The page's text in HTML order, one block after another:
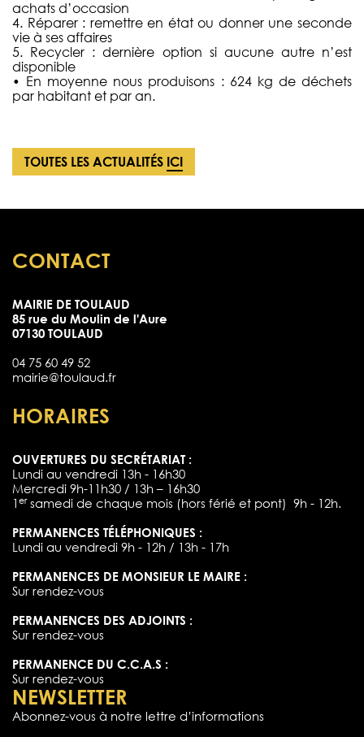
achats d’occasion
4. Réparer : remettre en état ou donner une seconde
vie à ses affaires
5. Recycler : dernière option si aucune autre n’est
disponible
• En moyenne nous produisons : 624 kg de déchets
par habitant et par an.
TOUTES LES ACTUALITÉS ICI
CONTACT
MAIRIE DE TOULAUD
85 rue du Moulin de l'Aure
07130 TOULAUD
04 75 60 49 52
mairie@toulaud.fr
HORAIRES
OUVERTURES DU SECRÉTARIAT :
Lundi au vendredi 13h - 16h30
Mercredi 9h-11h30 / 13h – 16h30
1 ersamedi de chaque mois (hors férié et pont) 9h - 12h.
PERMANENCES TÉLÉPHONIQUES :
Lundi au vendredi 9h - 12h / 13h - 17h
PERMANENCES DE MONSIEUR LE MAIRE :
Sur rendez-vous
PERMANENCES DES ADJOINTS :
Sur rendez-vous
PERMANENCE DU C.C.A.S :
Sur rendez-vous
NEWSLETTER
Abonnez-vous à notre lettre d’informations